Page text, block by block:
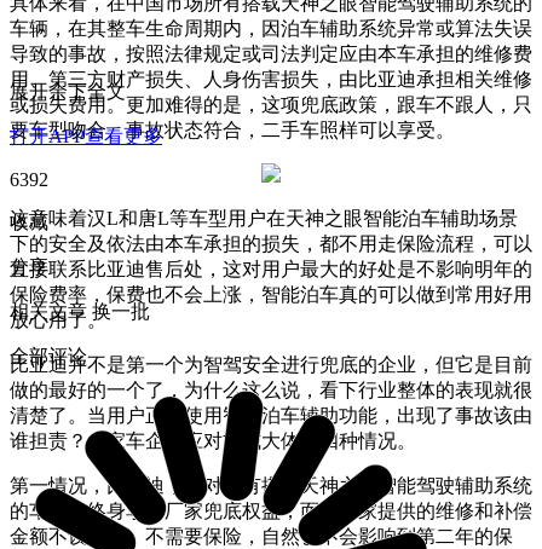
车辆，在其整车生命周期内，因泊车辅助系统异常或算法失误
导致的事故，按照法律规定或司法判定应由本车承担的维修费
用、第三方财产损失、人身伤害损失，由比亚迪承担相关维修
或损失费用。更加难得的是，这项兜底政策，跟车不跟人，只
要车型吻合、事故状态符合，二手车照样可以享受。
这意味着汉L和唐L等车型用户在天神之眼智能泊车辅助场景
下的安全及依法由本车承担的损失，都不用走保险流程，可以
直接联系比亚迪售后处，这对用户最大的好处是不影响明年的
保险费率，保费也不会上涨，智能泊车真的可以做到常用好用
放心用了。
比亚迪并不是第一个为智驾安全进行兜底的企业，但它是目前
做的最好的一个了，为什么这么说，看下行业整体的表现就很
清楚了。当用户正常使用智能泊车辅助功能，出现了事故该由
谁担责？各家车企的应对方式大体有四种情况。
第一情况，比亚迪，针对所有搭载天神之眼智能驾驶辅助系统
的车辆，终身享有厂家兜底权益，而且厂家提供的维修和补偿
金额不设上限，不需要保险，自然也不会影响到第二年的保
展开余下全文
打开APP查看更多
6392
收藏
分享
相关文章 换一批
全部评论